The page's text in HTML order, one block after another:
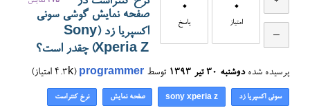
0
امتیاز
0
پاسخ
صفحه نمایش گوشی سونی
اکسپریا زد (Sony
Xperia Z) چقدر است؟
پرسیده شده دوشنبه ۳۰ تیر ۱۳۹۳ توسط programmer
(
4.3k امتیاز)
سونی اکسپریا زد sony xperia z صفحه نمایش نرخ کنتراست